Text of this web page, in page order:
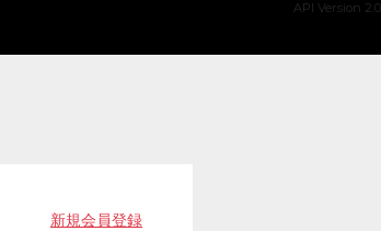
API Version 2.0
新規会員登録